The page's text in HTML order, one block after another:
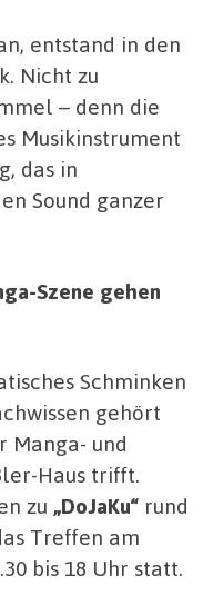
entstand in den
Nicht zu
– denn die
Musikinstrument
das in
Sound ganzer
Szene gehen
Schminken
gehört
Manga- und
Haus trifft.
zu „DoJaKu“ rund
Treffen am
bis 18 Uhr statt.